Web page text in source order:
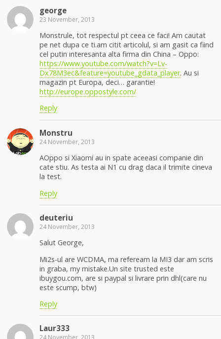
george
23 November, 2013
Monstrule, tot respectul pt ceea ce faci! Am cautat
pe net dupa ce ti.am citit articolul, si am gasit ca fiind
cel putin interesanta alta firma din China – Oppo:
https://www.youtube.com/watch?v=Lv-
Dx78M3ec&feature=youtube_gdata_player. Au si
magazin pt Europa, deci… garantie!
http://europe.oppostyle.com/
Reply
Monstru
24 November, 2013
AOppo si Xiaomi au in spate aceeasi companie din
cate stiu. As testa ai N1 cu drag daca il trimite cineva
la test.
Reply
deuteriu
24 November, 2013
Salut George,
Mi2s-ul are WCDMA, ma refeream la MI3 dar am scris
in graba, my mistake.Un site trusted este
ibuygou.com, are si paypal si livrare prin dhl(care nu
este scump, btw)
Reply
Laur333